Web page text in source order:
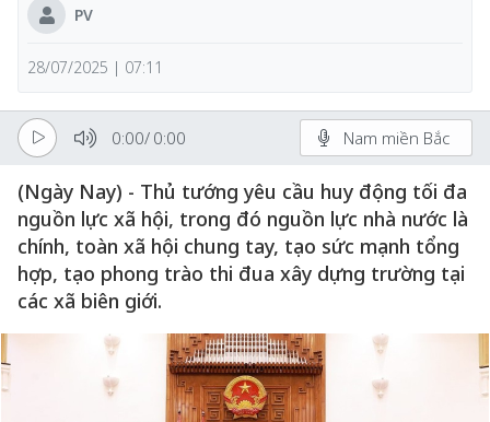
PV
28/07/2025 | 07:11
0:00/ 0:00 Nam miền Bắc
(Ngày Nay) - Thủ tướng yêu cầu huy động tối đa
nguồn lực xã hội, trong đó nguồn lực nhà nước là
chính, toàn xã hội chung tay, tạo sức mạnh tổng
hợp, tạo phong trào thi đua xây dựng trường tại
các xã biên giới.